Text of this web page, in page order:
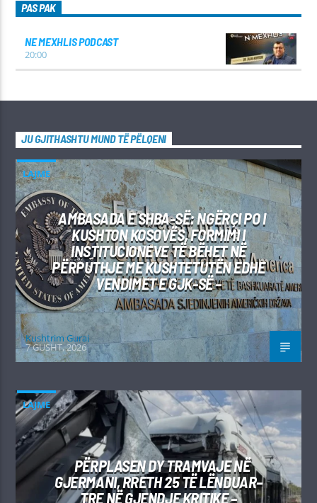
PAS PAK
NE MEXHLIS PODCAST
20:00
JU GJITHASHTU MUND TË PËLQENI
LAJME
AMBASADA E SHBA-SË: NGËRÇI PO I
KUSHTON KOSOVËS, FORMIMI I
INSTITUCIONEVE TË BËHET NË
PËRPUTHJE ME KUSHTETUTËN EDHE
VENDIMET E GJK-SË –
Kushtrim Guraj
7 GUSHT, 2026
LAJME
PËRPLASEN DY TRAMVAJE NË
GJERMANI, RRETH 25 TË LËNDUAR–
TRE NË GJENDJE KRITIKE –